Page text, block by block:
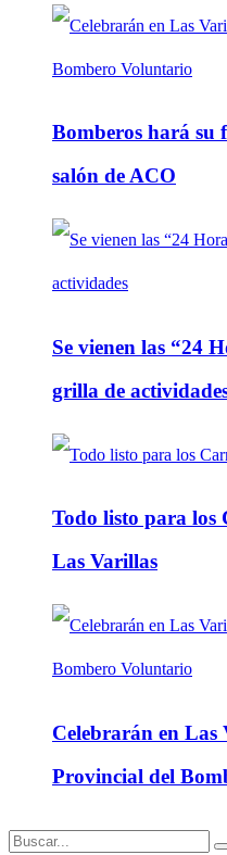
Bomberos hará su
salón de ACO
Se vienen las “24
grilla de
Todo listo para los
Las Varillas
Celebrarán en Las
Provincial del